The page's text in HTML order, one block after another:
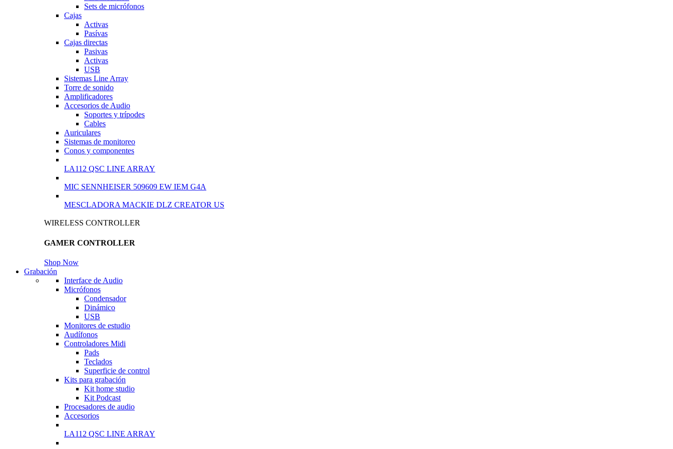
Sets de micrófonos
Cajas
Activas
Pasívas
Cajas directas
Pasivas
Activas
USB
Sistemas Line Array
Torre de sonido
Amplificadores
Accesorios de Audio
Soportes y trípodes
Cables
Auriculares
Sistemas de monitoreo
Conos y componentes
LA112 QSC LINE ARRAY
MIC SENNHEISER 509609 EW IEM G4A
MESCLADORA MACKIE DLZ CREATOR US
WIRELESS CONTROLLER
GAMER CONTROLLER
Shop Now
Grabación
Interface de Audio
Micrófonos
Condensador
Dinámico
USB
Monitores de estudio
Audífonos
Controladores Midi
Pads
Teclados
Superficie de control
Kits para grabación
Kit home studio
Kit Podcast
Procesadores de audio
Accesorios
LA112 QSC LINE ARRAY